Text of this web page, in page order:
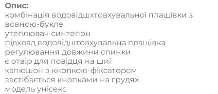
Опис:
комбінація водовідшхтовхувальної плащівки з
вовною-букле
утеплювач синтепон
підклад водовідштовхувальна плащівка
регулювання довжини спинки
є отвір для повідця на шиї
капюшон з кнопкою-фіксатором
застібається кнопками на грудях
модель унісекс